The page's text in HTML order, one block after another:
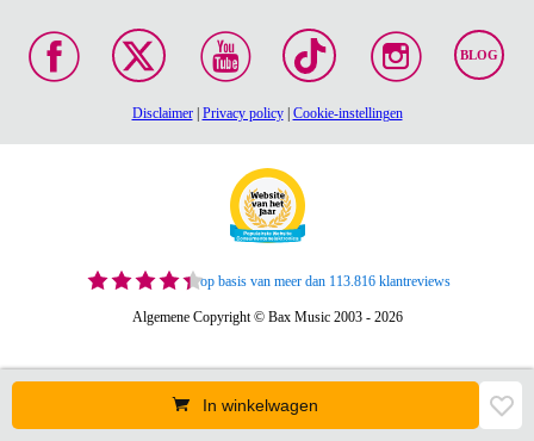
In winkelwagen
BLOG
Disclaimer| Privacy policy| Cookie-instellingen
op basis van meer dan 113.816 klantreviews
Algemene Copyright © Bax Music 2003 - 2026